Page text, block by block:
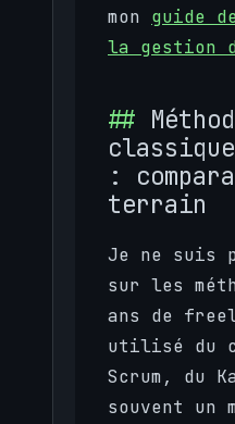
mon guide
la gestion
:
terrain
Je ne suis
sur les
ans de
utilisé du
Scrum, du
souvent un